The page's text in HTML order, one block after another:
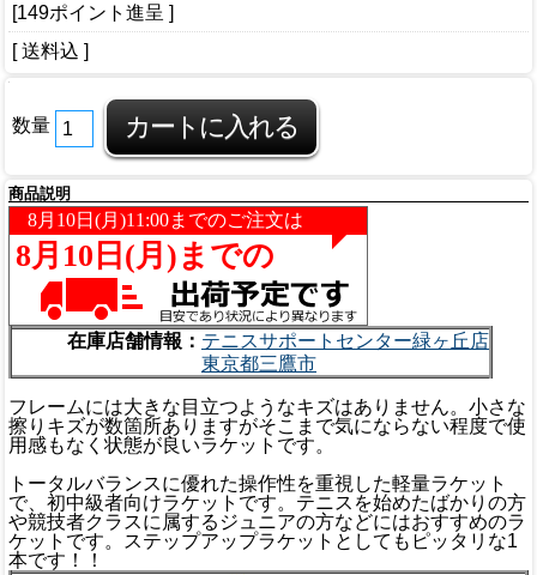
[149ポイント進呈 ]
[ 送料込 ]
数量
商品説明
在庫店舗情報： テニスサポートセンター緑ヶ丘店
東京都三鷹市
フレームには大きな目立つようなキズはありません。小さな
擦りキズが数箇所ありますがそこまで気にならない程度で使
用感もなく状態が良いラケットです。
トータルバランスに優れた操作性を重視した軽量ラケット
で、初中級者向けラケットです。テニスを始めたばかりの方
や競技者クラスに属するジュニアの方などにはおすすめのラ
ケットです。ステップアップラケットとしてもピッタリな1
本です！！